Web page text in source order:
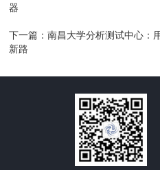
器
下一篇：南昌大学分析测试中心：
新路